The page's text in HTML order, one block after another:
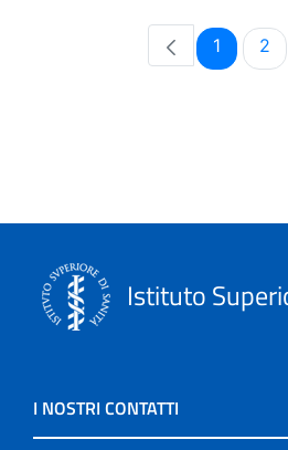
Pagina
1 2
Istituto
I NOSTRI CONTATTI